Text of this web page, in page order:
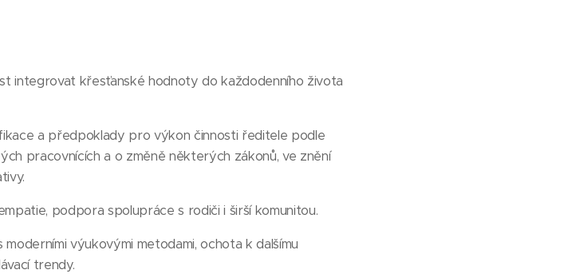
integrovat křesťanské hodnoty do každodenního života
a předpoklady pro výkon činnosti ředitele podle
pracovnících a o změně některých zákonů, ve znění
podpora spolupráce s rodiči i širší komunitou.
moderními výukovými metodami, ochota k dalšímu
trendy.